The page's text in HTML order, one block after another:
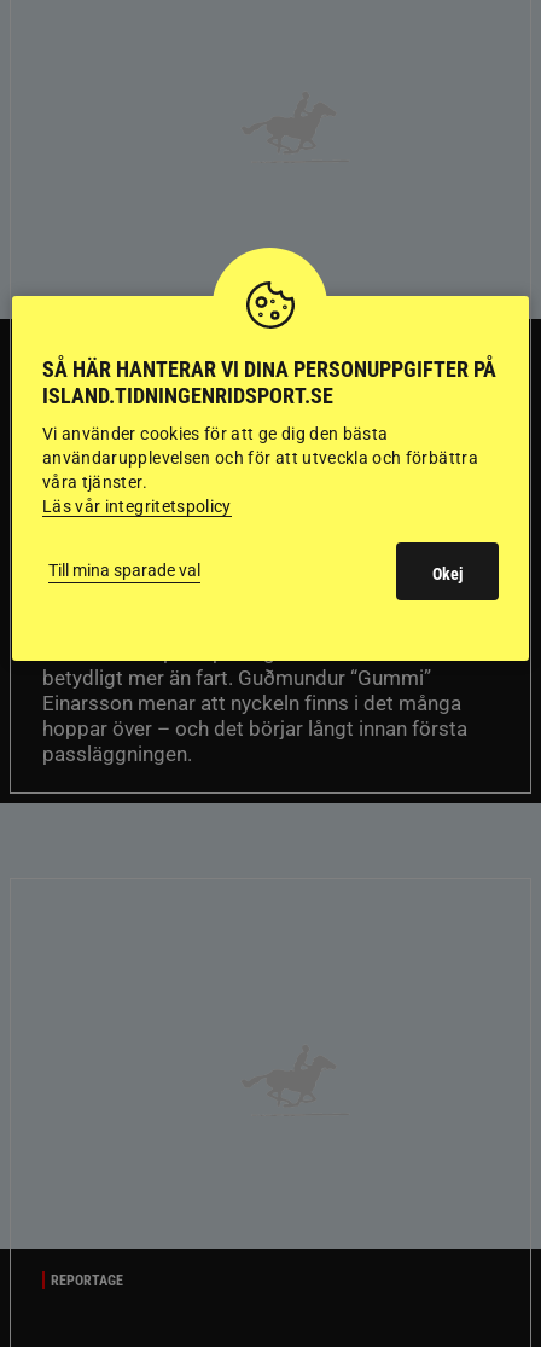
”Gummi” berättar:
Första stegen mot
en internationell
passhäst
betydligt mer än fart. Guðmundur “Gummi”
Einarsson menar att nyckeln finns i det många
hoppar över – och det börjar långt innan första
passläggningen.
REPORTAGE
SÅ HÄR HANTERAR VI DINA PERSONUPPGIFTER PÅ
ISLAND.TIDNINGENRIDSPORT.SE
Vi använder cookies för att ge dig den bästa
användarupplevelsen och för att utveckla och förbättra
våra tjänster.
Läs vår integritetspolicy
Till mina sparade val Okej